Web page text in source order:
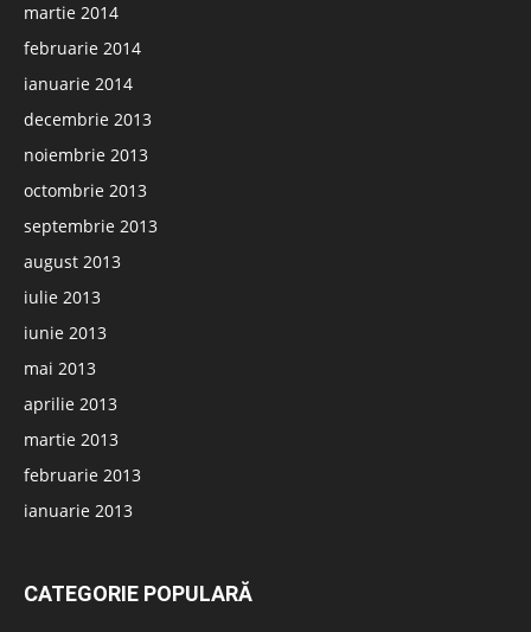
martie 2014
februarie 2014
ianuarie 2014
decembrie 2013
noiembrie 2013
octombrie 2013
septembrie 2013
august 2013
iulie 2013
iunie 2013
mai 2013
aprilie 2013
martie 2013
februarie 2013
ianuarie 2013
CATEGORIE POPULARĂ